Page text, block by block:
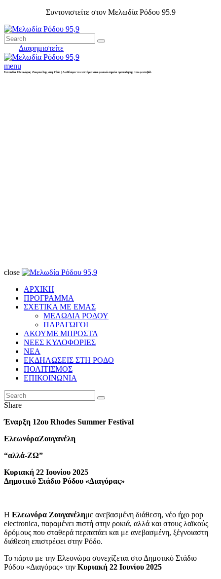
Συντονιστείτε στον Μελωδία Ρόδου 95.9
Διαφημιστείτε
menu
Συναυλία Ελεωνόρας Ζουγανέλης στη Ρόδο | Διαθέσιμα τα εισιτήρια στα φυσικά σημεία προπώλησης του φεστιβάλ
close
ΑΡΧΙΚΗ
ΠΡΟΓΡΑΜΜΑ
ΣΧΕΤΙΚΑ ΜΕ ΕΜΑΣ
ΜΕΛΩΔΙΑ ΡΟΔΟΥ
ΠΑΡΑΓΩΓΟΙ
ΑΚΟΥΜΕ ΜΠΡΟΣΤΑ
ΝΕΕΣ ΚΥΛΟΦΟΡΙΕΣ
ΝΕΑ
ΕΚΔΗΛΩΣΕΙΣ ΣΤΗ ΡΟΔΟ
ΠΟΛΙΤΙΣΜΟΣ
ΕΠΙΚΟΙΝΩΝΙΑ
Share
Έναρξη 12ου Rhodes Summer Festival
ΕλεωνόραΖουγανέλη
“αλλά-ΖΩ”
Κυριακή 22 Ιουνίου 2025
Δημοτικό Στάδιο Ρόδου «Διαγόρας»
Η Ελεωνόρα Ζουγανέλημε ανεβασμένη διάθεση, νέο ήχο pop
electronica, παραμένει πιστή στην ροκιά, αλλά και στους λαϊκούς
δρόμους που σταθερά περπατάει και με ανεβασμένη, ξέγνοιαστη
διάθεση επιστρέφει στην Ρόδο.
Το πάρτυ με την Ελεονώρα συνεχίζεται στο Δημοτικό Στάδιο
Ρόδου «Διαγόρας» την Κυριακή 22 Ιουνίου 2025